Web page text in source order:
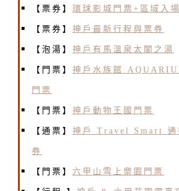
【票券】 環球影城門票+區域入
【票券】 神戶最新行程與票券
【泡湯】 神戶有馬溫泉太閣之湯
【門票】 神戶水族館
門票
【門票】 神戶動物王國門票
【通票】 神戶 Travel Smart 通
券
【門票】 六甲山雪上樂園門票